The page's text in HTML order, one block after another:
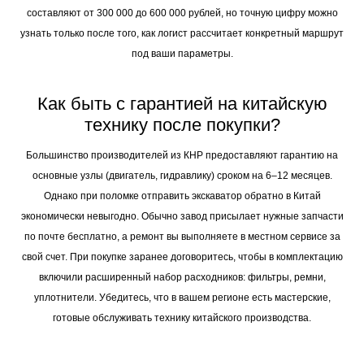
составляют от 300 000 до 600 000 рублей, но точную цифру можно
узнать только после того, как логист рассчитает конкретный маршрут
под ваши параметры.
Как быть с гарантией на китайскую
технику после покупки?
Большинство производителей из КНР предоставляют гарантию на
основные узлы (двигатель, гидравлику) сроком на 6–12 месяцев.
Однако при поломке отправить экскаватор обратно в Китай
экономически невыгодно. Обычно завод присылает нужные запчасти
по почте бесплатно, а ремонт вы выполняете в местном сервисе за
свой счет. При покупке заранее договоритесь, чтобы в комплектацию
включили расширенный набор расходников: фильтры, ремни,
уплотнители. Убедитесь, что в вашем регионе есть мастерские,
готовые обслуживать технику китайского производства.